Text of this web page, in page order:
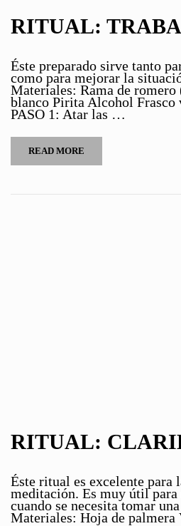
RITUAL:
Éste preparado sirve tanto
como para mejorar la
Materiales: Rama de
blanco Pirita Alcohol Frasco
PASO 1: Atar las …
READ MORE
RITUAL:
Éste ritual es excelente para
meditación. Es muy útil
cuando se necesita tomar
Materiales: Hoja de